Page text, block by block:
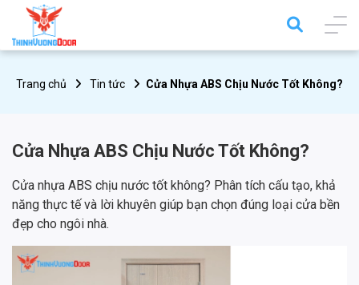
Trang chủ Tin tức Cửa Nhựa ABS Chịu Nước Tốt Không?
Cửa Nhựa ABS Chịu Nước Tốt Không?
Cửa nhựa ABS chịu nước tốt không? Phân tích cấu tạo, khả
năng thực tế và lời khuyên giúp bạn chọn đúng loại cửa bền
đẹp cho ngôi nhà.